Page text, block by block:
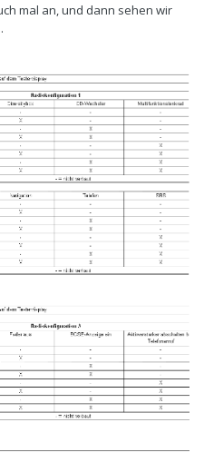
mal an, und dann sehen wir